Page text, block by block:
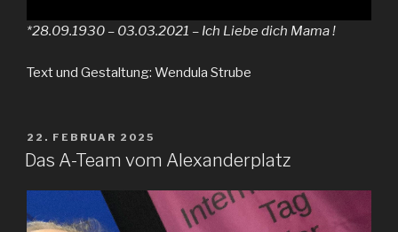
*28.09.1930 – 03.03.2021 – Ich Liebe dich Mama !
Text und Gestaltung: Wendula Strube
VERÖFFENTLICHT
AM
22. FEBRUAR 2025
Das A-Team vom Alexanderplatz